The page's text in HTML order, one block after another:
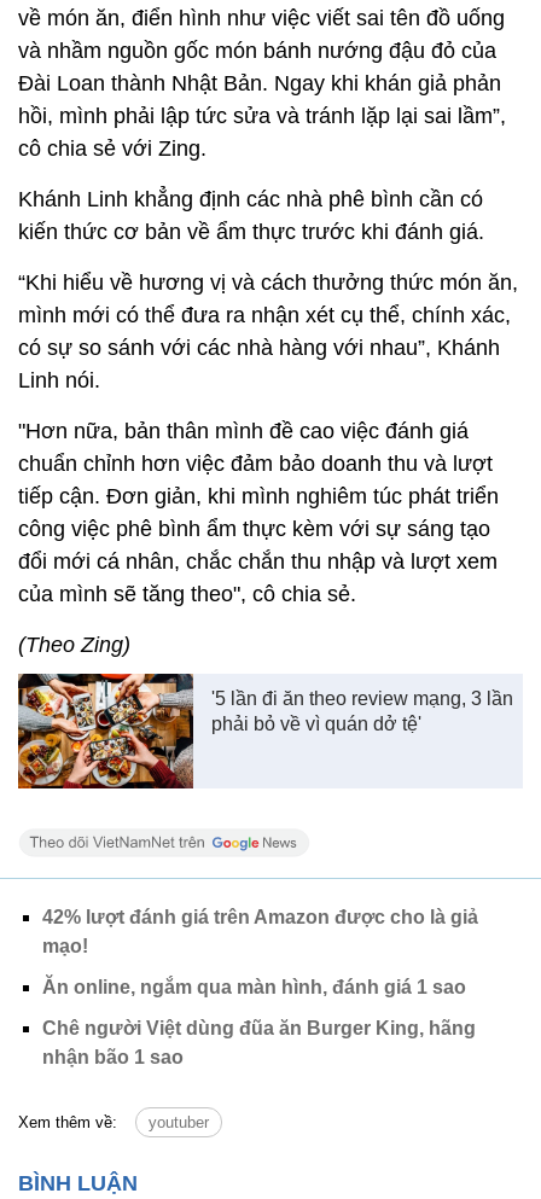
về món ăn, điển hình như việc viết sai tên đồ uống
và nhầm nguồn gốc món bánh nướng đậu đỏ của
Đài Loan thành Nhật Bản. Ngay khi khán giả phản
hồi, mình phải lập tức sửa và tránh lặp lại sai lầm”,
cô chia sẻ với Zing.
Khánh Linh khẳng định các nhà phê bình cần có
kiến thức cơ bản về ẩm thực trước khi đánh giá.
“Khi hiểu về hương vị và cách thưởng thức món ăn,
mình mới có thể đưa ra nhận xét cụ thể, chính xác,
có sự so sánh với các nhà hàng với nhau”, Khánh
Linh nói.
"Hơn nữa, bản thân mình đề cao việc đánh giá
chuẩn chỉnh hơn việc đảm bảo doanh thu và lượt
tiếp cận. Đơn giản, khi mình nghiêm túc phát triển
công việc phê bình ẩm thực kèm với sự sáng tạo
đổi mới cá nhân, chắc chắn thu nhập và lượt xem
của mình sẽ tăng theo", cô chia sẻ.
(Theo Zing)
'5 lần đi ăn theo review mạng, 3 lần
phải bỏ về vì quán dở tệ'
42% lượt đánh giá trên Amazon được cho là giả
mạo!
Ăn online, ngắm qua màn hình, đánh giá 1 sao
Chê người Việt dùng đũa ăn Burger King, hãng
nhận bão 1 sao
Xem thêm về: youtuber